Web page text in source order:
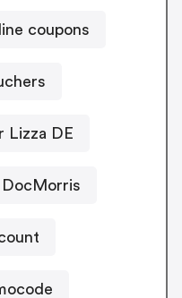
coupons
Lizza DE